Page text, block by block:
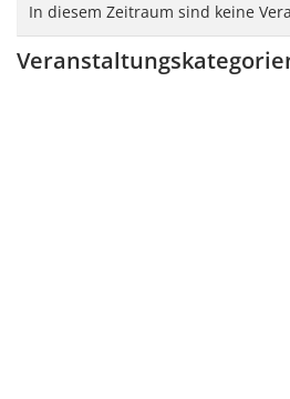
In diesem Zeitraum sind keine